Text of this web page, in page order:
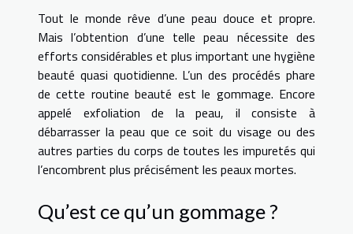
Tout le monde rêve d’une peau douce et propre.
Mais l’obtention d’une telle peau nécessite des
efforts considérables et plus important une hygiène
beauté quasi quotidienne. L’un des procédés phare
de cette routine beauté est le gommage. Encore
appelé exfoliation de la peau, il consiste à
débarrasser la peau que ce soit du visage ou des
autres parties du corps de toutes les impuretés qui
l’encombrent plus précisément les peaux mortes.
Qu’est ce qu’un gommage ?